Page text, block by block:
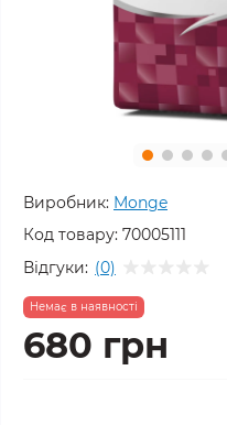
Виробник: Monge
Код товару: 70005111
Відгуки: (0)
Немає в наявності
680 грн